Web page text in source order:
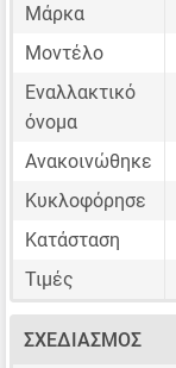
Μάρκα
Μοντέλο
Εναλλακτικό
όνομα
Ανακοινώθηκε
Κυκλοφόρησε
Κατάσταση
Τιμές
ΣΧΕΔΙΑΣΜΌΣ